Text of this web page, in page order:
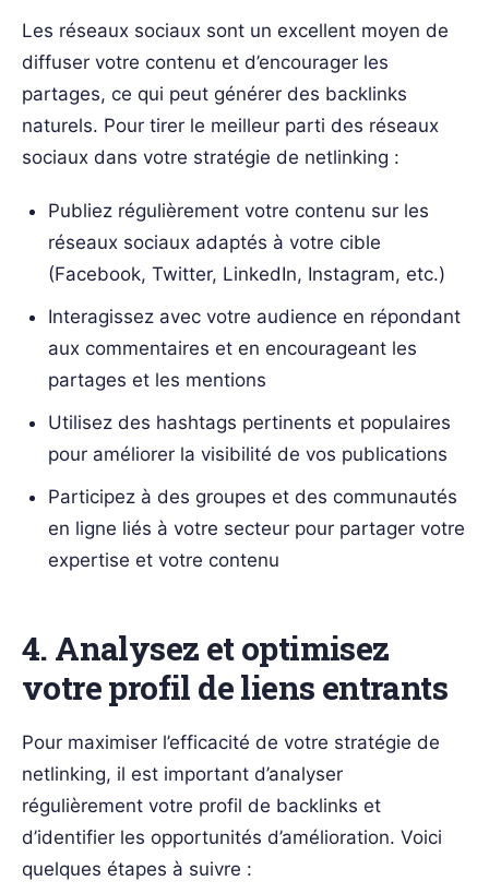
Les réseaux sociaux sont un excellent moyen de
diffuser votre contenu et d’encourager les
partages, ce qui peut générer des backlinks
naturels. Pour tirer le meilleur parti des réseaux
sociaux dans votre stratégie de netlinking :
Publiez régulièrement votre contenu sur les
réseaux sociaux adaptés à votre cible
(Facebook, Twitter, LinkedIn, Instagram, etc.)
Interagissez avec votre audience en répondant
aux commentaires et en encourageant les
partages et les mentions
Utilisez des hashtags pertinents et populaires
pour améliorer la visibilité de vos publications
Participez à des groupes et des communautés
en ligne liés à votre secteur pour partager votre
expertise et votre contenu
4. Analysez et optimisez
votre profil de liens entrants
Pour maximiser l’efficacité de votre stratégie de
netlinking, il est important d’analyser
régulièrement votre profil de backlinks et
d’identifier les opportunités d’amélioration. Voici
quelques étapes à suivre :